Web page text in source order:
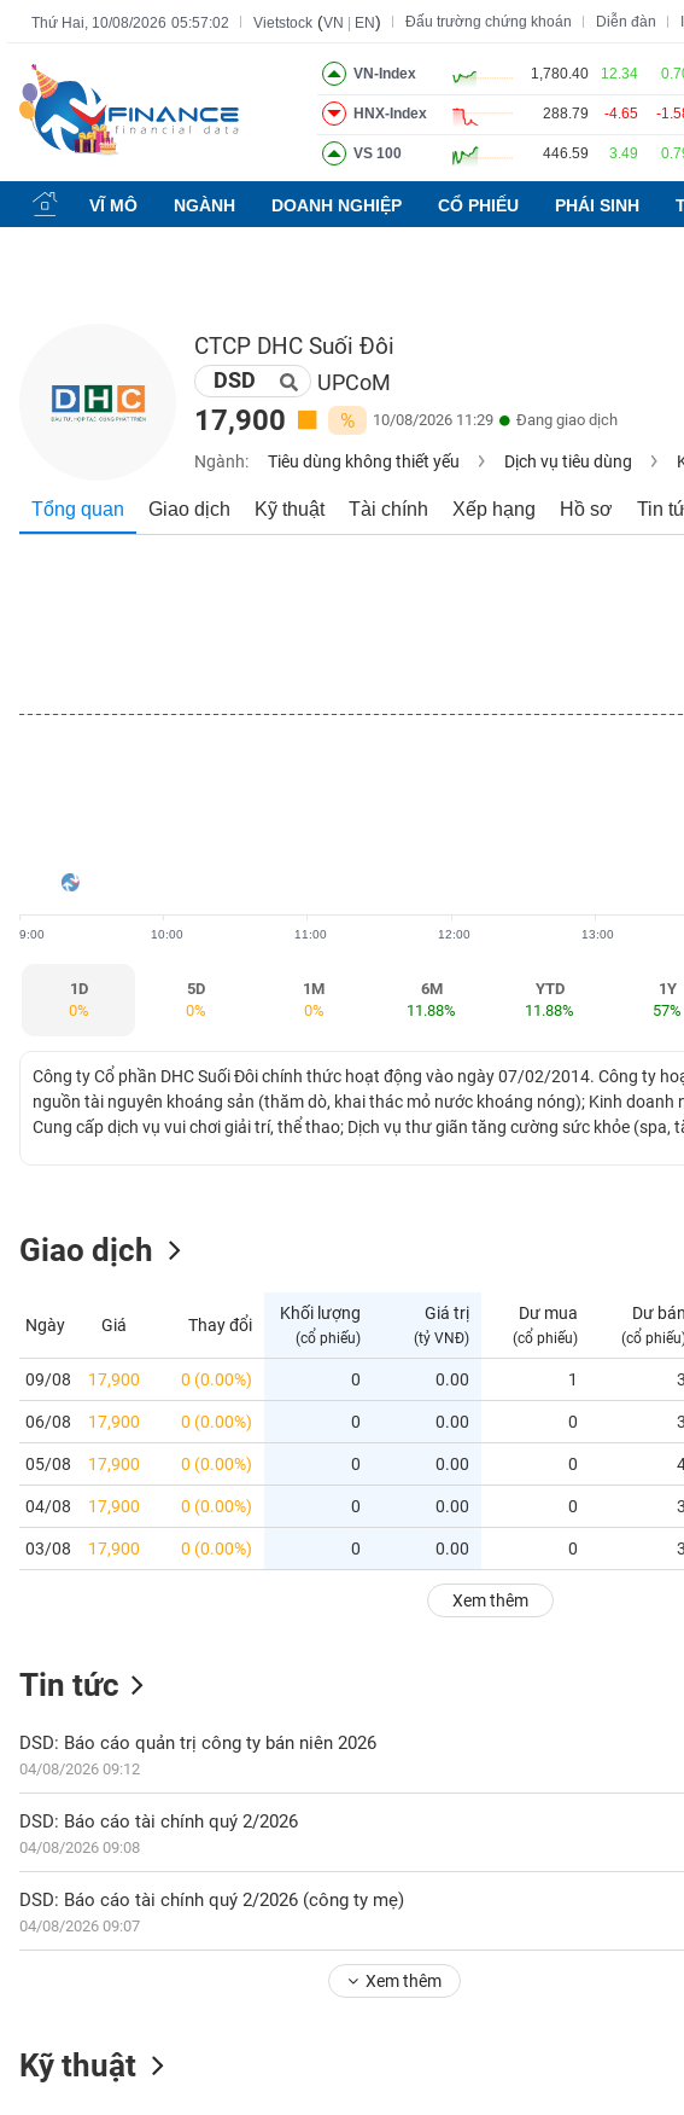
Thứ Hai, 10/08/2026 05:57:03 Vietstock (VN EN) Đấu trường chứng khoán Diễn đàn
VN-Index 1,780.40 12.34
HNX-Index 288.79 -4.65 -
VS 100 446.59 3.49
VĨ MÔ NGÀNH DOANH NGHIỆP CỔ PHIẾU PHÁI SINH
CTCP DHC Suối Đôi
DSD UPCoM
17,900 % 10/08/2026 11:29 Đang giao dịch
Ngành: Tiêu dùng không thiết yếu Dịch vụ tiêu dùng
Tổng quan Giao dịch Kỹ thuật Tài chính Xếp hạng Hồ sơ Tin
9:00 10:00 11:00 12:00 13:00
1D
0%
5D
0%
1M
0%
6M
11.88%
YTD
11.88%
1Y
57%
Công ty Cổ phần DHC Suối Đôi chính thức hoạt động vào ngày 07/02/2014. Công ty
nguồn tài nguyên khoáng sản (thăm dò, khai thác mỏ nước khoáng nóng); Kinh doanh
Cung cấp dịch vụ vui chơi giải trí, thể thao; Dịch vụ thư giãn tăng cường sức khỏe (spa,
Giao dịch
Ngày Giá Thay đổi
Khối lượng
(cổ phiếu)
Giá trị
(tỷ VNĐ)
Dư mua
(cổ phiếu)
Dư bán
(cổ
09/08 17,900 0 (0.00%) 0 0.00 1 3
06/08 17,900 0 (0.00%) 0 0.00 0 3
05/08 17,900 0 (0.00%) 0 0.00 0
04/08 17,900 0 (0.00%) 0 0.00 0 3
03/08 17,900 0 (0.00%) 0 0.00 0 3
Xem thêm
Tin tức
DSD: Báo cáo quản trị công ty bán niên 2026
04/08/2026 09:12
DSD: Báo cáo tài chính quý 2/2026
04/08/2026 09:08
DSD: Báo cáo tài chính quý 2/2026 (công ty mẹ)
04/08/2026 09:07
Xem thêm
Kỹ thuật
Tất cả Tính năng Ngành Mã chứng khoán Lãnh đạo
Tính
năng
(-)
KHOÁN
NGHIỆP
GIỚI
CÁ
NHÂN
PHÂN
TÍCH
VIETSTOCKFINANCE
DOANH
NGHIỆP
CỔ
PHIẾU
SINH